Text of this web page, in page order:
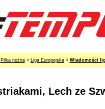
Piłka nożna> Liga Europejska> Wiadomości
Lech ze